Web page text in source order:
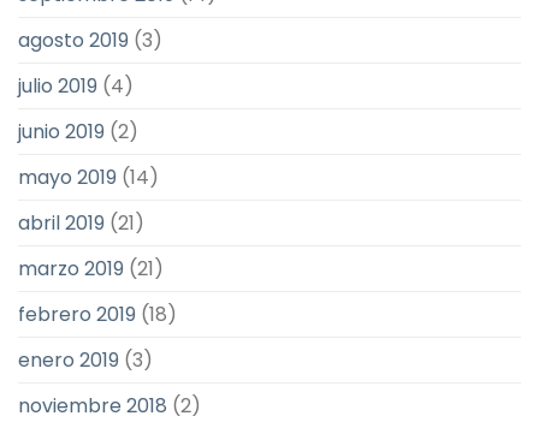
agosto 2019 (3)
julio 2019 (4)
junio 2019 (2)
mayo 2019 (14)
abril 2019 (21)
marzo 2019 (21)
febrero 2019 (18)
enero 2019 (3)
noviembre 2018 (2)